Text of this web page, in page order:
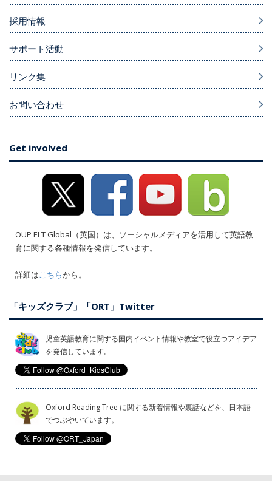
採用情報
サポート活動
リンク集
お問い合わせ
Get involved
OUP ELT Global（英国）は、ソーシャルメディアを活用して英語教
育に関する各種情報を発信しています。
詳細はこちらから。
「キッズクラブ」「ORT」Twitter
児童英語教育に関する国内イベント情報や教室で役立つアイデア
を発信しています。
Oxford Reading Tree に関する新着情報や裏話などを、日本語
でつぶやいています。